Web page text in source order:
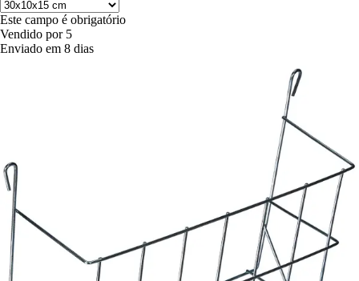
Este campo é obrigatório
Vendido por 5
Enviado em 8 dias